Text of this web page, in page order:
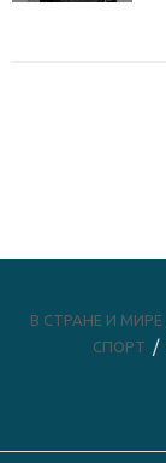
В СТРАНЕ И МИРЕ
СПОРТ